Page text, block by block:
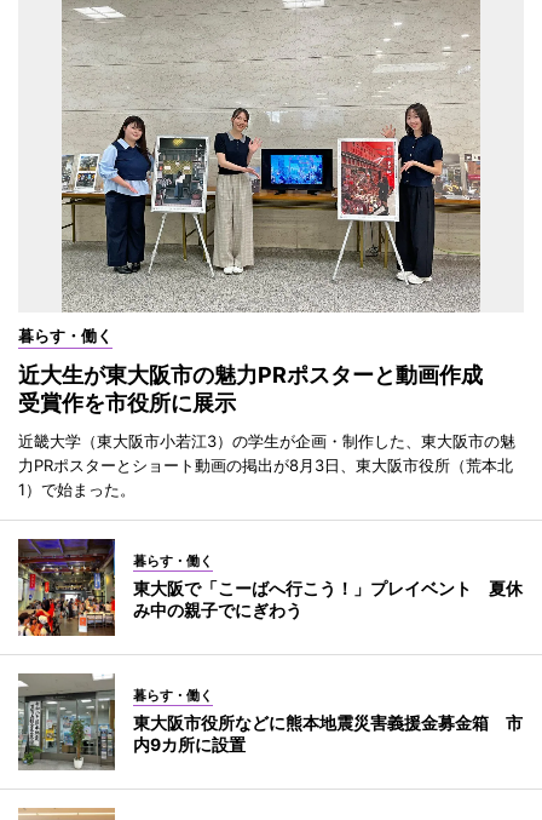
暮らす・働く
近大生が東大阪市の魅力PRポスターと動画作成
受賞作を市役所に展示
近畿大学（東大阪市小若江3）の学生が企画・制作した、東大阪市の魅
力PRポスターとショート動画の掲出が8月3日、東大阪市役所（荒本北
1）で始まった。
暮らす・働く
東大阪で「こーばへ行こう！」プレイベント 夏休
み中の親子でにぎわう
暮らす・働く
東大阪市役所などに熊本地震災害義援金募金箱 市
内9カ所に設置